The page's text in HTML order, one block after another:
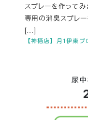
【神栖店】月1伊東ブ
スプレーを作って
専用の消臭スプレ
[…]